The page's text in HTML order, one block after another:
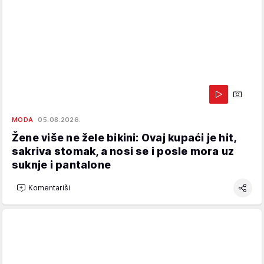
MODA 05.08.2026.
Žene više ne žele bikini: Ovaj kupaći je hit,
sakriva stomak, a nosi se i posle mora uz
suknje i pantalone
Komentariši